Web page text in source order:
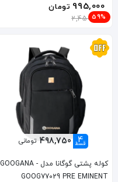
995,000 تومان
2,450,000
59%
4
قسط 498,750 تومانی
کوله پشتی گوگانا مدل GOOGANA -
GOOG77029 PRE EMINENT